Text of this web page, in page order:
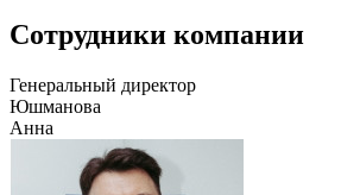
Сотрудники компании
Генеральный директор
Юшманова
Анна